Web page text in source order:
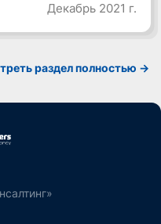
Декабрь 2021 г.
раздел полностью ->